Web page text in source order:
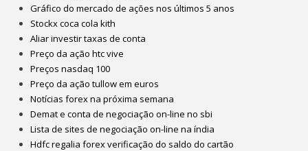
Gráfico do mercado de ações nos últimos 5 anos
Stockx coca cola kith
Aliar investir taxas de conta
Preço da ação htc vive
Preços nasdaq 100
Preço da ação tullow em euros
Notícias forex na próxima semana
Demat e conta de negociação on-line no sbi
Lista de sites de negociação on-line na índia
Hdfc regalia forex verificação do saldo do cartão